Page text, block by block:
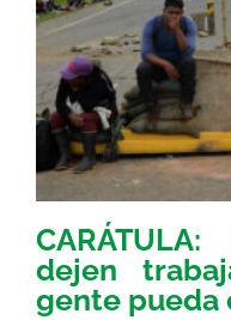
dejen
gente pueda